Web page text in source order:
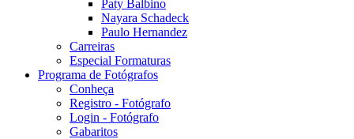
Paty Balbino
Nayara Schadeck
Paulo Hernandez
Carreiras
Especial Formaturas
Programa de Fotógrafos
Conheça
Registro - Fotógrafo
Login - Fotógrafo
Gabaritos